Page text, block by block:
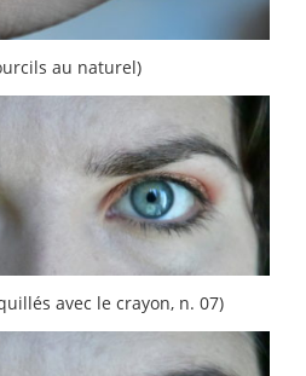
au naturel)
avec le crayon, n. 07)